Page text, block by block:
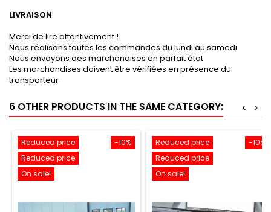
LIVRAISON
Merci de lire attentivement !
Nous réalisons toutes les commandes du lundi au samedi
Nous envoyons des marchandises en parfait état
Les marchandises doivent être vérifiées en présence du
transporteur
6 OTHER PRODUCTS IN THE SAME CATEGORY: >
<
-10%
Reduced price
Reduced price
On sale!
-10%
Reduced price
Reduced price
On sale!